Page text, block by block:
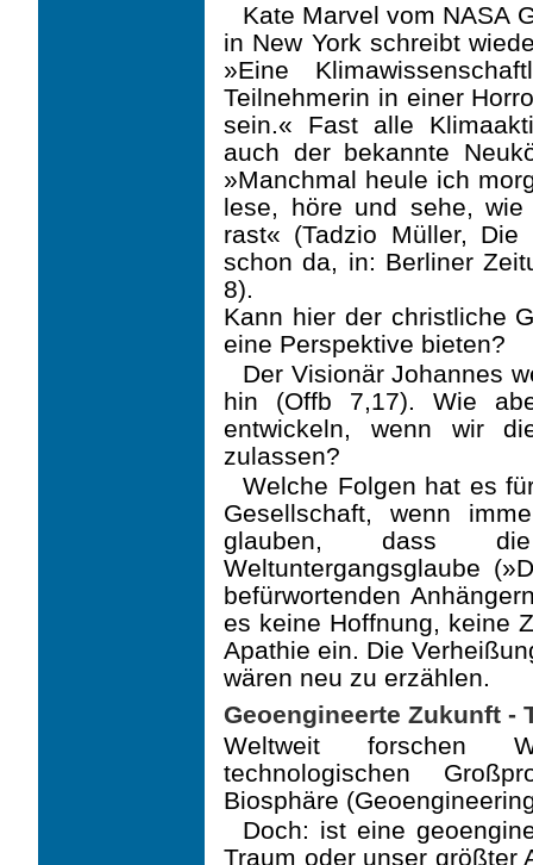
Kate Marvel vom NASA
in New York schreibt
»Eine
Teilnehme­rin in einer
sein.« Fast alle
auch der bekannte
»Manchmal heule ich
lese, höre und sehe,
rast« (Tadzio Müller,
schon da, in: Berliner
8).
Kann hier der christliche
eine Perspektive bieten?
Der Visionär Johannes
hin (Offb 7,17). Wie
entwickeln, wenn wir
zulassen?
Welche Folgen hat es
Gesellschaft, wenn
glauben, dass
Weltuntergangsglaube
befürwortenden
es keine Hoffnung, keine
Apathie ein. Die
wären neu zu erzählen.
Geoengineerte Zukunft -
Weltweit forschen
technologischen
Biosphäre
Doch: ist eine
Traum oder unser größter